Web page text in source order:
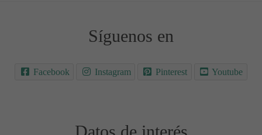
Síguenos en
Facebook Instagram Pinterest Youtube